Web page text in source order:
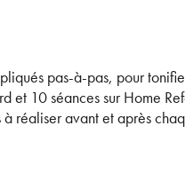
pas-à-pas, pour
et 10 séances sur Home
à réaliser avant et après